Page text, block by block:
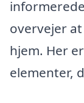
overvejer
hjem. Her
elementer,